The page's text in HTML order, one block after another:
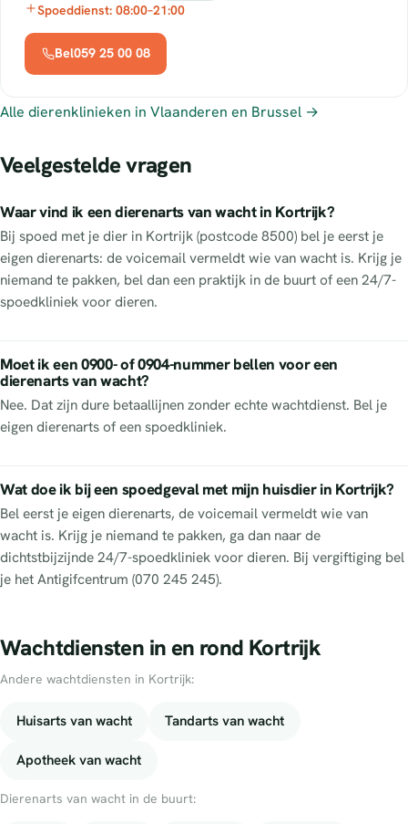
Spoeddienst: 08:00–21:00
Bel059 25 00 08
Alle dierenklinieken in Vlaanderen en Brussel →
Veelgestelde vragen
Waar vind ik een dierenarts van wacht in Kortrijk?
Bij spoed met je dier in Kortrijk (postcode 8500) bel je eerst je
eigen dierenarts: de voicemail vermeldt wie van wacht is. Krijg je
niemand te pakken, bel dan een praktijk in de buurt of een 24/7-
spoedkliniek voor dieren.
Moet ik een 0900- of 0904-nummer bellen voor een
dierenarts van wacht?
Nee. Dat zijn dure betaallijnen zonder echte wachtdienst. Bel je
eigen dierenarts of een spoedkliniek.
Wat doe ik bij een spoedgeval met mijn huisdier in Kortrijk?
Bel eerst je eigen dierenarts, de voicemail vermeldt wie van
wacht is. Krijg je niemand te pakken, ga dan naar de
dichtstbijzijnde 24/7-spoedkliniek voor dieren. Bij vergiftiging bel
je het Antigifcentrum (070 245 245).
Wachtdiensten in en rond Kortrijk
Andere wachtdiensten in Kortrijk:
Huisarts van wacht Tandarts van wacht
Apotheek van wacht
Dierenarts van wacht in de buurt: